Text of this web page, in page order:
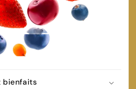
bienfaits